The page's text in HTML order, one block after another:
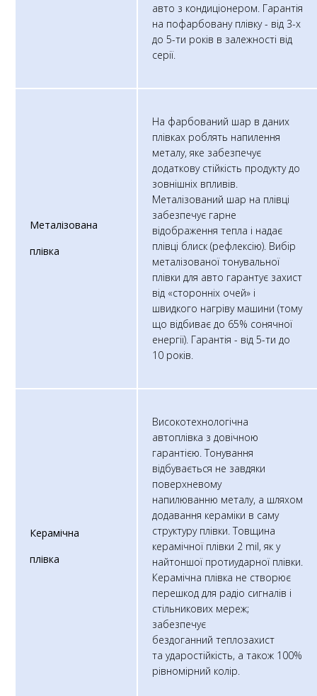
авто з кондиціонером. Гарантія
на пофарбовану плівку - від 3-х
до 5-ти років в залежності від
серії.​
Металізована
плівка
На фарбований шар в даних
плівках роблять напилення
металу, яке забезпечує
додаткову стійкість продукту до
зовнішніх впливів.
Металізований шар на плівці
забезпечує гарне
відображення тепла і надає
плівці блиск (рефлексію). Вибір
металізованої тонувальної
плівки для авто гарантує захист
від «сторонніх очей» і
швидкого нагріву машини (тому
що відбиває до 65% сонячної
енергії). Гарантія - від 5-ти до
10 років.​
Керамічна
плівка
Високотехнологічна
автоплівка з довічною
гарантією. Тонування
відбувається не завдяки
поверхневому
напилюванню металу, а шляхом
додавання кераміки в саму
структуру плівки. Товщина
керамічної плівки 2 mil, як у
найтоншої протиударної плівки.
Керамічна плівка не створює
перешкод для радіо сигналів і
стільникових мереж;
забезпечує
бездоганний теплозахист
та ударостійкість, а також 100%
рівномірний колір.​